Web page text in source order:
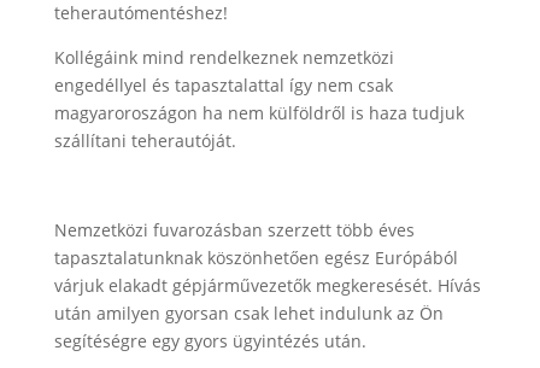
teherautómentéshez!
Kollégáink mind rendelkeznek nemzetközi
engedéllyel és tapasztalattal így nem csak
magyaroroszágon ha nem külföldről is haza tudjuk
szállítani teherautóját.
Nemzetközi fuvarozásban szerzett több éves
tapasztalatunknak köszönhetően egész Európából
várjuk elakadt gépjárművezetők megkeresését. Hívás
után amilyen gyorsan csak lehet indulunk az Ön
segítéségre egy gyors ügyintézés után.